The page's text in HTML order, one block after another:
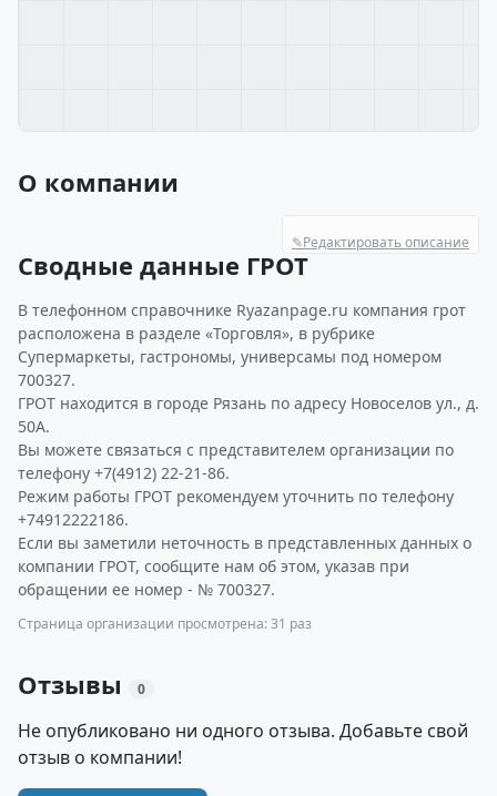
О компании
✎Редактировать описание
Сводные данные ГРОТ
В телефонном справочнике Ryazanpage.ru компания грот
расположена в разделе «Торговля», в рубрике
Супермаркеты, гастрономы, универсамы под номером
700327.
ГРОТ находится в городе Рязань по адресу Новоселов ул., д.
50А.
Вы можете связаться с представителем организации по
телефону +7(4912) 22-21-86.
Режим работы ГРОТ рекомендуем уточнить по телефону
+74912222186.
Если вы заметили неточность в представленных данных о
компании ГРОТ, сообщите нам об этом, указав при
обращении ее номер - № 700327.
Страница организации просмотрена: 31 раз
Отзывы 0
Не опубликовано ни одного отзыва. Добавьте свой
отзыв о компании!